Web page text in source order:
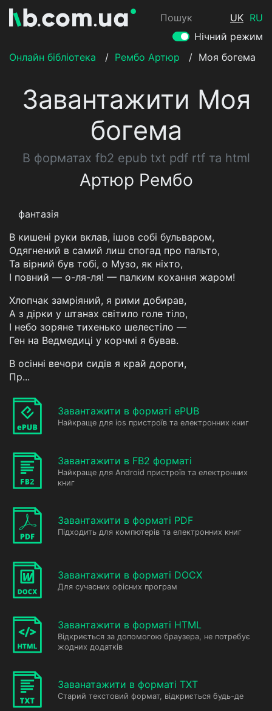
Пошук UK RU
Нічний режим
Онлайн бібліотека
/ Рембо Артюр / Моя богема
Завантажити Моя
богема
В форматах fb2 epub txt pdf rtf та html
Артюр Рембо
фантазія
В кишені руки вклав, ішов собі бульваром,
Одягнений в самий лиш спогад про пальто,
Та вірний був тобі, о Музо, як ніхто,
I повний — о-ля-ля! — палким кохання жаром!
Хлопчак замріяний, я рими добирав,
А з дірки у штанах світило голе тіло,
I небо зоряне тихенько шелестіло —
Ген на Ведмедиці у корчмі я бував.
В осінні вечори сидів я край дороги,
Пр...
Завантажити в форматі ePUB
Найкраще для ios пристроїв та електронних книг
Завантажити в FB2 форматі
Найкраще для Android пристроїв та електронних
книг
Завантажити в форматі PDF
Підходить для компютерів та електронних книг
Завантажити в форматі DOCX
Для сучасних офісних програм
Завантажити в форматі HTML
Відкриється за допомогою браузера, не потребує
жодних додатків
Заванатажити в форматі TXT
Старий текстовий формат, відкриється будь-де